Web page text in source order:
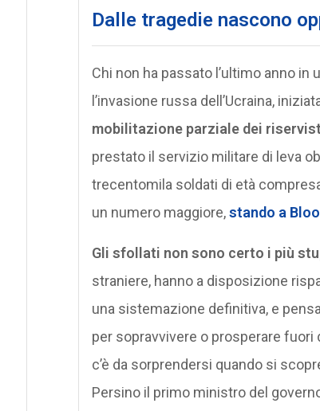
Dalle tragedie nascono
Chi non ha passato l’ultimo anno
l’invasione russa dell’Ucraina,
mobilitazione parziale dei
prestato il servizio militare di leva
trecentomila soldati di età
un numero maggiore,stando a
Gli sfollati non sono certo i più
straniere, hanno a disposizione
una sistemazione definitiva, e
per sopravvivere o prosperare fuori
c’è da sorprendersi quando si
Persino il primo ministro del